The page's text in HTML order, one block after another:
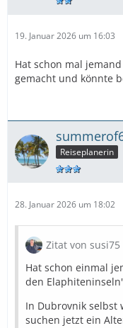
19. Januar 2026 um 16:03
Hat schon mal
gemacht und könnte
Reiseplanerin
28. Januar 2026 um 18:02
Zitat von susi75
Hat schon einmal
den
In Dubrovnik
suchen jetzt ein